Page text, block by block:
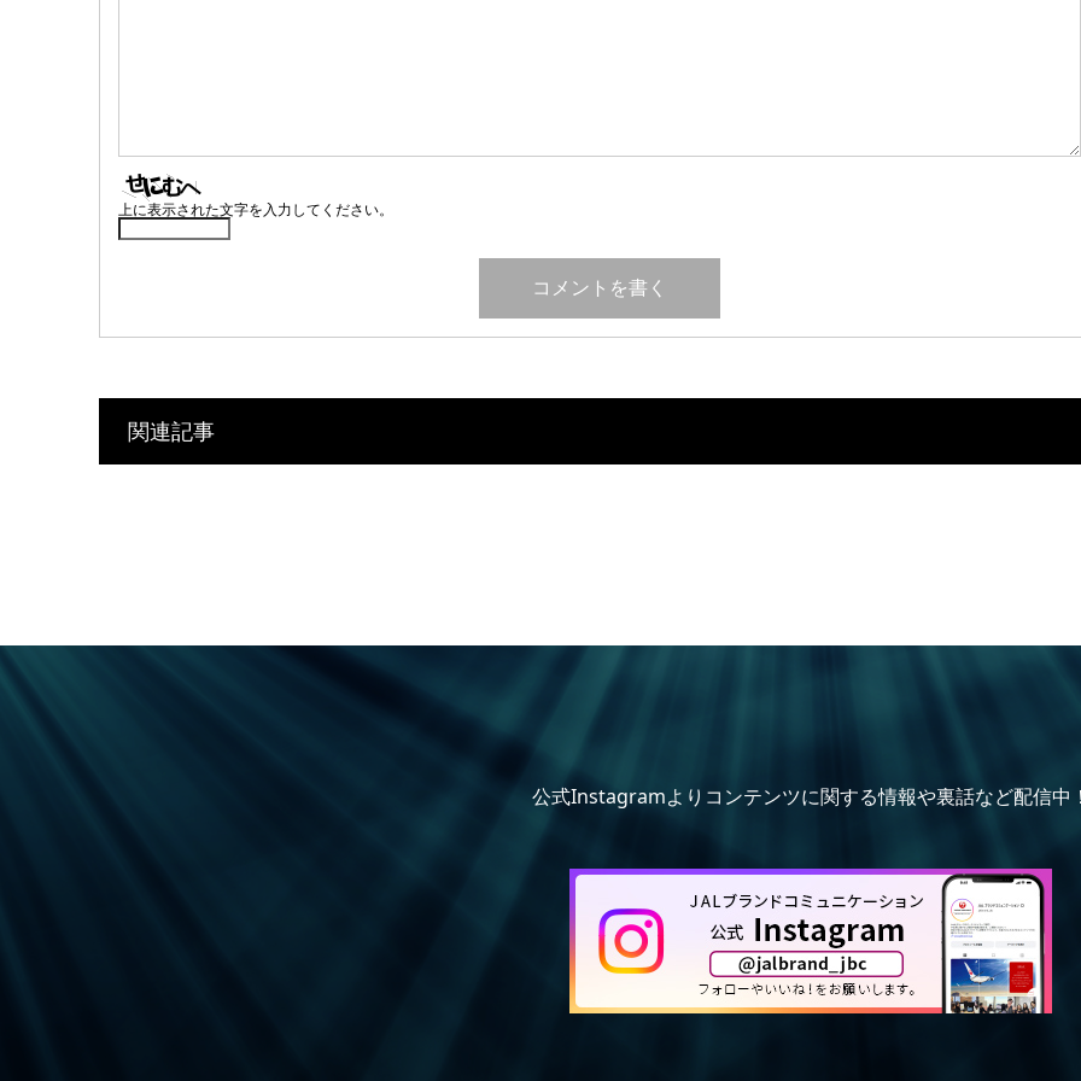
上に表示された文字を入力してください。
関連記事
公式Instagramよりコンテンツに関する情報や裏話など配信中